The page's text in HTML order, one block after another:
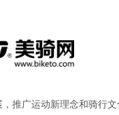
推广运动新理念和骑行